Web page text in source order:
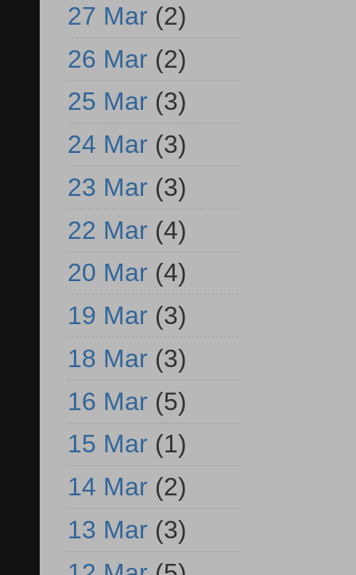
27 Mar (2)
26 Mar (2)
25 Mar (3)
24 Mar (3)
23 Mar (3)
22 Mar (4)
20 Mar (4)
19 Mar (3)
18 Mar (3)
16 Mar (5)
15 Mar (1)
14 Mar (2)
13 Mar (3)